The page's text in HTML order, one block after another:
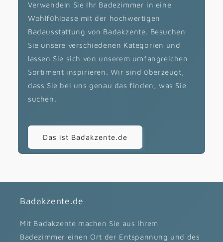
Verwandeln Sie Ihr Badezimmer in eine
Wohlfühloase mit der hochwertigen
Badausstattung von Badakzente. Besuchen
Sie unsere verschiedenen Kategorien und
lassen Sie sich von unserem umfangreichen
Sortiment inspirieren. Wir sind überzeugt,
dass Sie bei uns genau das finden, was Sie
suchen.
Das ist Badakzente.de
Badakzente.de
Mit Badakzente machen Sie aus Ihrem
Badezimmer einen Ort der Entspannung und des